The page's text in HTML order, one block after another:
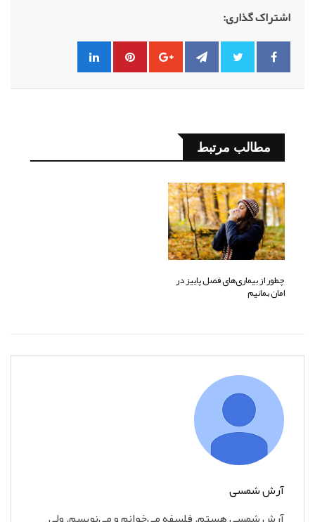
اشتراک گذاری:
مطالب مرتبط
چطور از بیماری‌های فصل پاییز در
امان بمانیم
آرش شمسی